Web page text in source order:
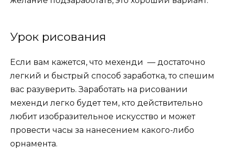
Урок рисования
Если вам кажется, что мехенди — достаточно
легкий и быстрый способ заработка, то спешим
вас разуверить. Заработать на рисовании
мехенди легко будет тем, кто действительно
любит изобразительное искусство и может
провести часы за нанесением какого-либо
орнамента.